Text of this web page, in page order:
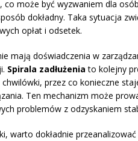
co może być wyzwaniem dla
dokładny. Taka sytuacja
opłat i odsetek.
mają doświadczenia w
Spirala zadłużenia to kolejny
przez co konieczne
Ten mechanizm może
problemów z odzyskaniem
warto dokładnie